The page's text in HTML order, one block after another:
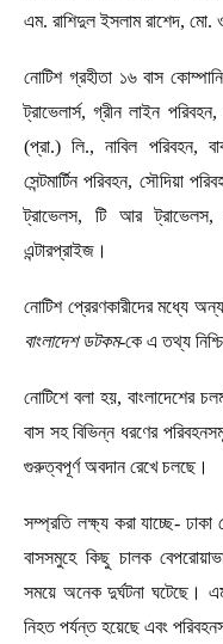
এম. রাশিদুল ইসলাম রাশেদ, মো.
নোটিশ গ্রহীতা ১৬ বাস
ট্রাভেলার্স, গ্রীন লাইন
(প্রা.) লি., নাবিল পরিবহন,
সেন্টমার্টিন পরিবহন, সৌদিয়া
ট্রাভেলস, টি আর ট্রাভেলস,
এন্টারপ্রাইজ।
নোটিশ প্রেরণকারীদের মধ্যে
বাংলাদেশ ডটকম-কে এ তথ্য
নোটিশে বলা হয়, বাংলাদেশের
বাস সহ বিভিন্ন ধরণের
গুরুত্বপূর্ণ অবদান রেখে চলছে।
সম্প্রতি লক্ষ্য করা যাচ্ছে- ঢাকা
বাসসমুহে কিছু চালক
সময়ে অনেক দুর্ঘটনা ঘটেছে।
নিহত পর্যন্ত হয়েছে এবং